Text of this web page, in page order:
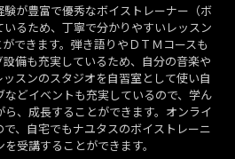
が豊富で優秀なボイストレーナー（ボ
るため、丁寧で分かりやすいレッスン
できます。弾き語りやＤＴＭコースも
備も充実しているため、自分の音楽や
スンのスタジオを自習室として使い自
どイベントも充実しているので、学ん
、成長することができます。オンライ
、自宅でもナユタスのボイストレーニ
受講することができます。